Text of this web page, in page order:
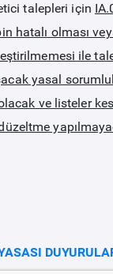
talepleri için
hatalı olması
ile
yasal
ve listeler